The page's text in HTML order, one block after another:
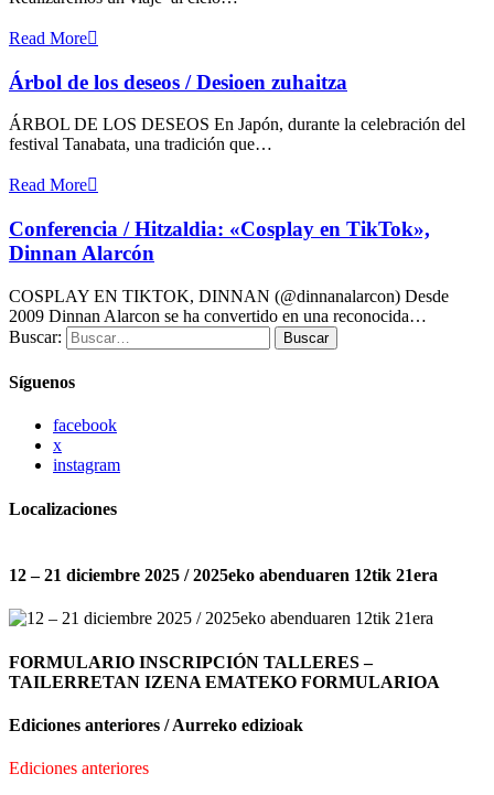
Read More
Árbol de los deseos / Desioen zuhaitza
ÁRBOL DE LOS DESEOS En Japón, durante la celebración del
festival Tanabata, una tradición que…
Read More
Conferencia / Hitzaldia: «Cosplay en TikTok»,
Dinnan Alarcón
COSPLAY EN TIKTOK, DINNAN (@dinnanalarcon) Desde
2009 Dinnan Alarcon se ha convertido en una reconocida…
Buscar:
Buscar
Síguenos
facebook
x
instagram
Localizaciones
12 – 21 diciembre 2025 / 2025eko abenduaren 12tik 21era
FORMULARIO INSCRIPCIÓN TALLERES –
TAILERRETAN IZENA EMATEKO FORMULARIOA
Ediciones anteriores / Aurreko edizioak
Ediciones anteriores